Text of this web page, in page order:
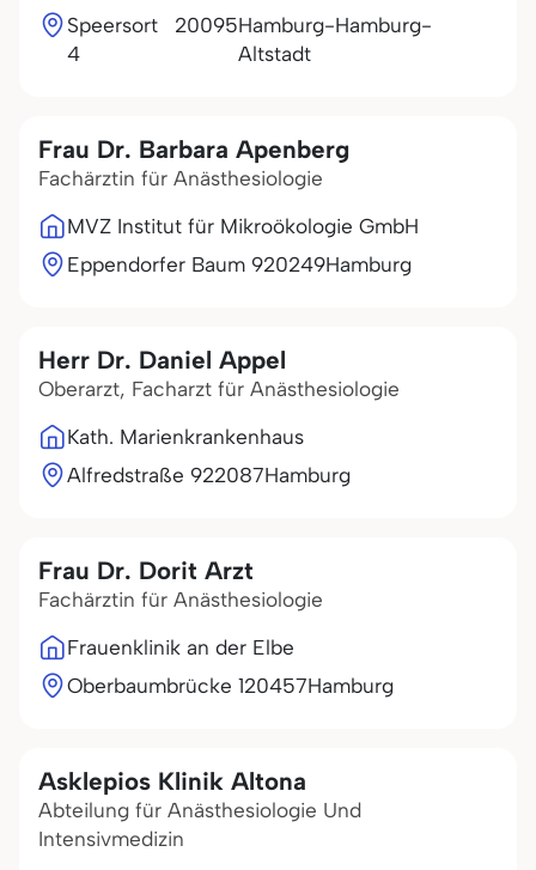
Speersort
4
20095Hamburg-Hamburg-
Altstadt
Frau Dr. Barbara Apenberg
Fachärztin für Anästhesiologie
MVZ Institut für Mikroökologie GmbH
Eppendorfer Baum 920249Hamburg
Herr Dr. Daniel Appel
Oberarzt, Facharzt für Anästhesiologie
Kath. Marienkrankenhaus
Alfredstraße 922087Hamburg
Frau Dr. Dorit Arzt
Fachärztin für Anästhesiologie
Frauenklinik an der Elbe
Oberbaumbrücke 120457Hamburg
Asklepios Klinik Altona
Abteilung für Anästhesiologie Und
Intensivmedizin